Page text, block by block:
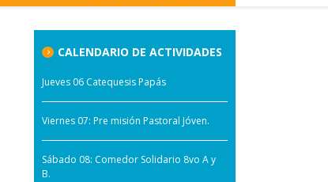
CALENDARIO DE ACTIVIDADES
Jueves 06 Catequesis Papás
Viernes 07: Pre misión Pastoral Jóven.
Sábado 08: Comedor Solidario 8vo A y
B.